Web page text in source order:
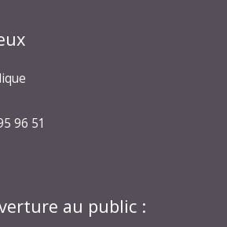
96 51
au public :